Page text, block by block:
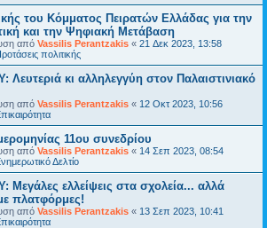
του Κόμματος Πειρατών Ελλάδας για την
και την Ψηφιακή Μετάβαση
από Vassilis Perantzakis « 21 Δεκ 2023, 13:58
πολιτικής
κι αλληλεγγύη στον Παλαιστινιακό
από Vassilis Perantzakis « 12 Οκτ 2023, 10:56
11ου συνεδρίου
από Vassilis Perantzakis « 14 Σεπ 2023, 08:54
Δελτίο
ελλείψεις στα σχολεία... αλλά
πλατφόρμες!
από Vassilis Perantzakis « 13 Σεπ 2023, 10:41